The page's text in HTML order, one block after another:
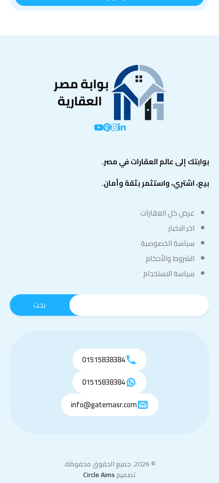
بوابتك إلى عالم العقارات في مصر.
بيع، اشتري، واستثمر بثقة وأمان.
عرض كل العقارات
اخر الاخبار
سياسة الخصوصية
الشروط والأحكام
سياسة الاستخدام
01515838384
01515838384
info@gatemasr.com
© 2026. جميع الحقوق محفوظة.
تصميمCircle Aims